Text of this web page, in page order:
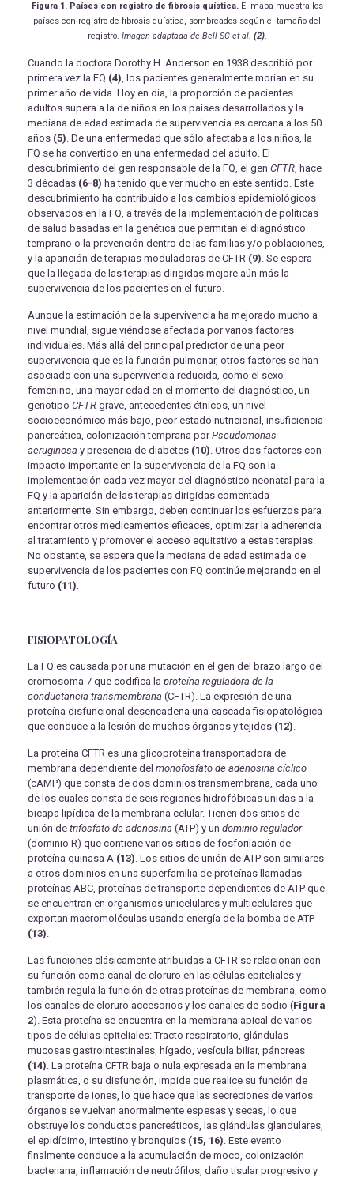
Figura 1. Países con registro de fibrosis quística. El mapa muestra los
países con registro de fibrosis quística, sombreados según el tamaño del
registro. Imagen adaptada de Bell SC et al. (2).
Cuando la doctora Dorothy H. Anderson en 1938 describió por
primera vez la FQ (4) , los pacientes generalmente morían en su
primer año de vida. Hoy en día, la proporción de pacientes
adultos supera a la de niños en los países desarrollados y la
mediana de edad estimada de supervivencia es cercana a los 50
años (5) . De una enfermedad que sólo afectaba a los niños, la
FQ se ha convertido en una enfermedad del adulto. El
descubrimiento del gen responsable de la FQ, el gen CFTR , hace
3 décadas (6-8) ha tenido que ver mucho en este sentido. Este
descubrimiento ha contribuido a los cambios epidemiológicos
observados en la FQ, a través de la implementación de políticas
de salud basadas en la genética que permitan el diagnóstico
temprano o la prevención dentro de las familias y/o poblaciones,
y la aparición de terapias moduladoras de CFTR (9) . Se espera
que la llegada de las terapias dirigidas mejore aún más la
supervivencia de los pacientes en el futuro.
Aunque la estimación de la supervivencia ha mejorado mucho a
nivel mundial, sigue viéndose afectada por varios factores
individuales. Más allá del principal predictor de una peor
supervivencia que es la función pulmonar, otros factores se han
asociado con una supervivencia reducida, como el sexo
femenino, una mayor edad en el momento del diagnóstico, un
genotipo CFTR grave, antecedentes étnicos, un nivel
socioeconómico más bajo, peor estado nutricional, insuficiencia
pancreática, colonización temprana porPseudomonas
aeruginosa y presencia de diabetes (10) . Otros dos factores con
impacto importante en la supervivencia de la FQ son la
implementación cada vez mayor del diagnóstico neonatal para la
FQ y la aparición de las terapias dirigidas comentada
anteriormente. Sin embargo, deben continuar los esfuerzos para
encontrar otros medicamentos eficaces, optimizar la adherencia
al tratamiento y promover el acceso equitativo a estas terapias.
No obstante, se espera que la mediana de edad estimada de
supervivencia de los pacientes con FQ continúe mejorando en el
futuro (11)
FISIOPATOLOGÍA
La FQ es causada por una mutación en el gen del brazo largo del
cromosoma 7 que codifica la proteína reguladora de la
conductancia transmembrana (CFTR). La expresión de una
proteína disfuncional desencadena una cascada fisiopatológica
que conduce a la lesión de muchos órganos y tejidos (12)
La proteína CFTR es una glicoproteína transportadora de
membrana dependiente del monofosfato de adenosina cíclico
(cAMP) que consta de dos dominios transmembrana, cada uno
de los cuales consta de seis regiones hidrofóbicas unidas a la
bicapa lipídica de la membrana celular. Tienen dos sitios de
unión de trifosfato de adenosina (ATP) y un dominio regulador
(dominio R) que contiene varios sitios de fosforilación de
proteína quinasa A (13) . Los sitios de unión de ATP son similares
a otros dominios en una superfamilia de proteínas llamadas
proteínas ABC, proteínas de transporte dependientes de ATP que
se encuentran en organismos unicelulares y multicelulares que
exportan macromoléculas usando energía de la bomba de ATP
(13)
Las funciones clásicamente atribuidas a CFTR se relacionan con
su función como canal de cloruro en las células epiteliales y
también regula la función de otras proteínas de membrana, como
los canales de cloruro accesorios y los canales de sodio (Figura
2). Esta proteína se encuentra en la membrana apical de varios
tipos de células epiteliales: Tracto respiratorio, glándulas
mucosas gastrointestinales, hígado, vesícula biliar, páncreas
(14) . La proteína CFTR baja o nula expresada en la membrana
plasmática, o su disfunción, impide que realice su función de
transporte de iones, lo que hace que las secreciones de varios
órganos se vuelvan anormalmente espesas y secas, lo que
obstruye los conductos pancreáticos, las glándulas glandulares,
el epidídimo, intestino y bronquios (15, 16) . Este evento
finalmente conduce a la acumulación de moco, colonización
bacteriana, inflamación de neutrófilos, daño tisular progresivo y